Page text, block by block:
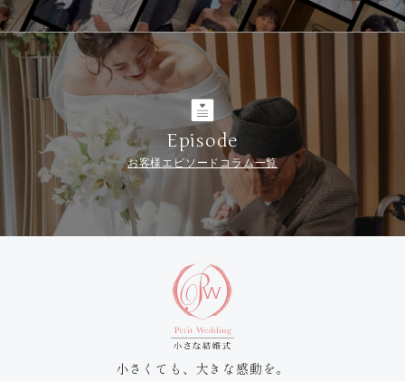
Episode
お客様エピソードコラム一覧
小さくても、大きな感動を。